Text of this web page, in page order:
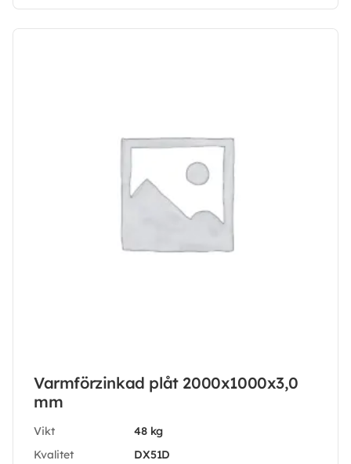
Varmförzinkad plåt 2000x1000x3,0
mm
Vikt
48 kg
Kvalitet
DX51D